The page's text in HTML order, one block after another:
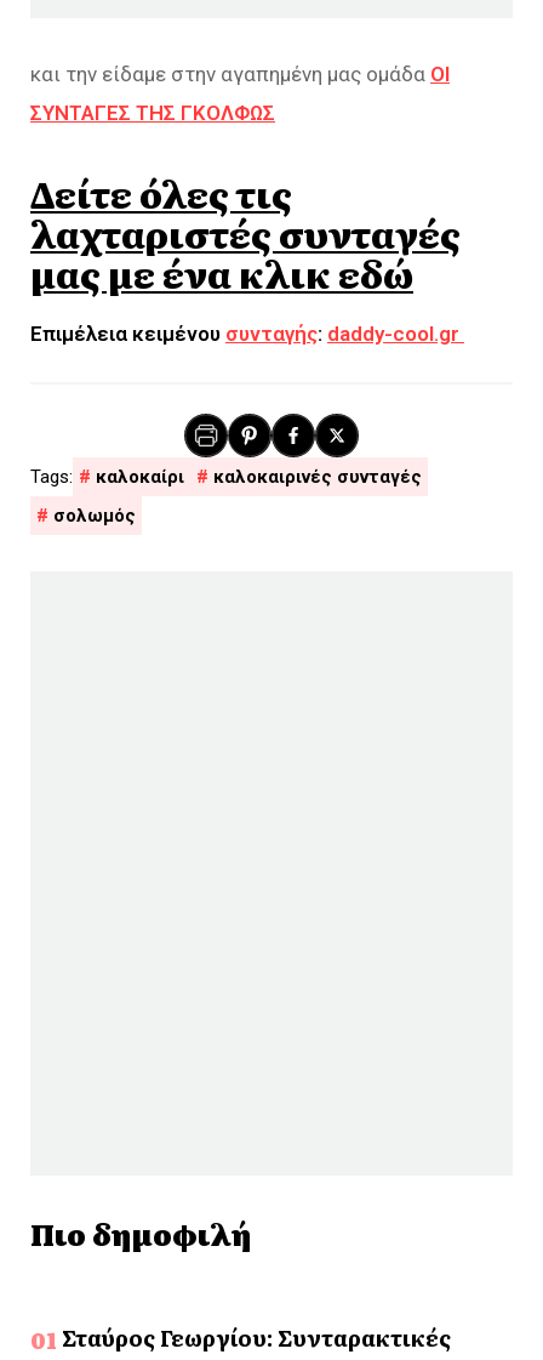
και την είδαμε στην αγαπημένη μας ομάδα ΟΙ
ΣΥΝΤΑΓΕΣ ΤΗΣ ΓΚΟΛΦΩΣ
Δείτε όλες τις
λαχταριστές συνταγές
μας με ένα κλικ εδώ
Επιμέλεια κειμένου συνταγής: daddy-cool.gr
καλοκαίρι
καλοκαιρινές συνταγές
σολωμός
Πιο δημοφιλή
Σταύρος Γεωργίου: Συνταρακτικές